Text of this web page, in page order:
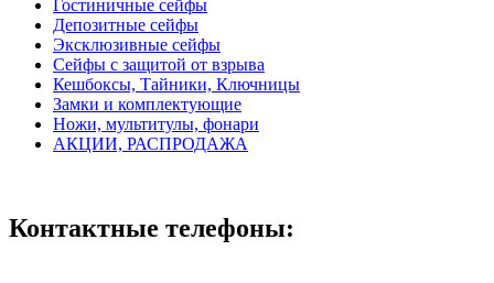
Гостиничные сейфы
Депозитные сейфы
Эксклюзивные сейфы
Сейфы с защитой от взрыва
Кешбоксы, Тайники, Ключницы
Замки и комплектующие
Ножи, мультитулы, фонари
АКЦИИ, РАСПРОДАЖА
Контактные телефоны: